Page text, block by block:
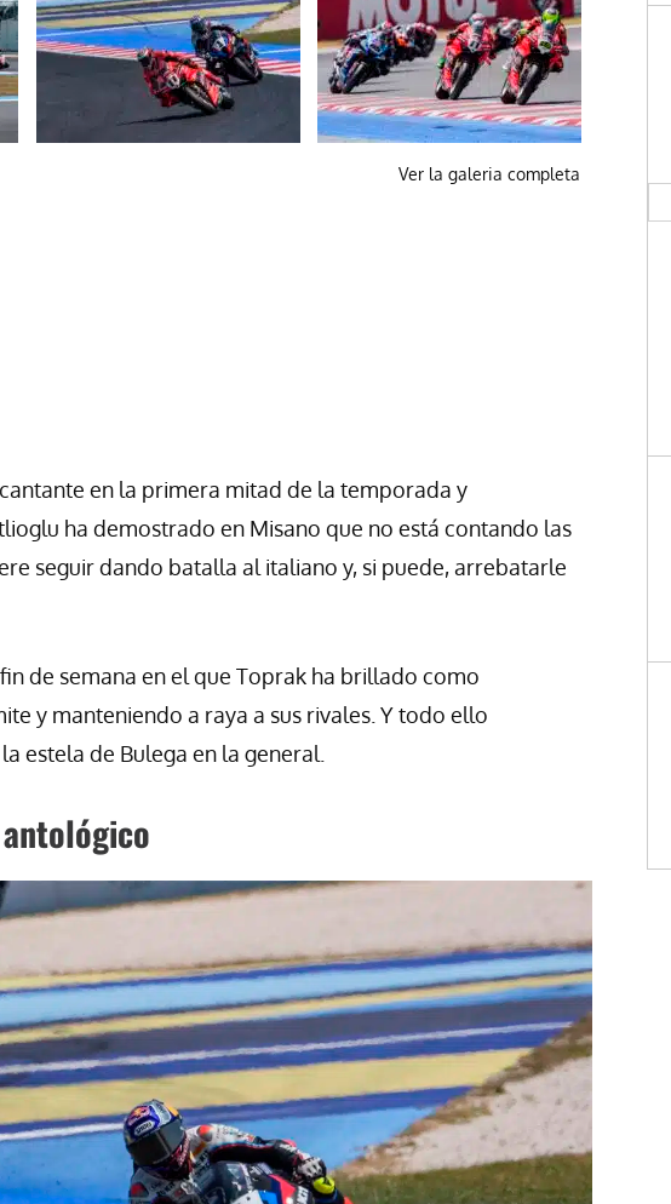
Ver la galeria completa
en la primera mitad de la temporada y
ha demostrado en Misano que no está contando las
seguir dando batalla al italiano y, si puede, arrebatarle
de semana en el que Toprak ha brillado como
y manteniendo a raya a sus rivales. Y todo ello
estela de Bulega en la general.